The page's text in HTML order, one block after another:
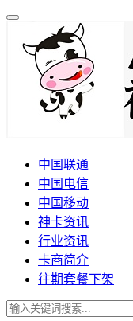
中国联通
中国电信
中国移动
神卡资讯
行业资讯
卡商简介
往期套餐下架